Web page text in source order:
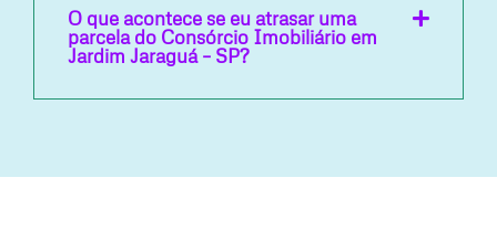
O que acontece se eu atrasar uma
parcela do Consórcio Imobiliário em
Jardim Jaraguá – SP?